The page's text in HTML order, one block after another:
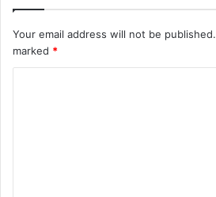
Your email address will not be published.
marked *